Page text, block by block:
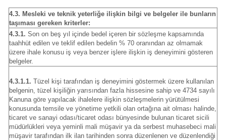
4.3. Mesleki ve teknik yeterliğe ilişkin bilgi ve belgeler ile bunların
taşıması gereken kriterler:
4.3.1. Son on beş yıl içinde bedel içeren bir sözleşme kapsamında
taahhüt edilen ve teklif edilen bedelin % 70 oranından az olmamak
üzere ihale konusu iş veya benzer işlere ilişkin iş deneyimini gösteren
belgeler.
4.3.1.1. Tüzel kişi tarafından iş deneyimini göstermek üzere kullanılan
belgenin, tüzel kişiliğin yarısından fazla hissesine sahip ve 4734 sayılı
Kanuna göre yapılacak ihalelere ilişkin sözleşmelerin yürütülmesi
konusunda temsile ve yönetime yetkili olan ortağına ait olması halinde,
ticaret ve sanayi odası/ticaret odası bünyesinde bulunan ticaret sicili
müdürlükleri veya yeminli mali müşavir ya da serbest muhasebeci mali
müşavir tarafından ilk ilan tarihinden sonra düzenlenen ve düzenlendiği